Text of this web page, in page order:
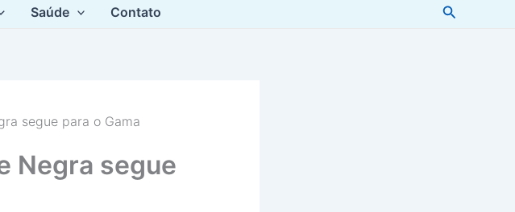
Saúde Contato Pesquisar
segue para o Gama
Negra segue